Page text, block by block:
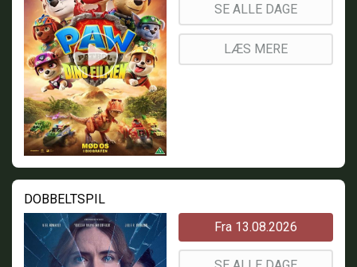
SE ALLE DAGE
LÆS MERE
DOBBELTSPIL
Fra 13.08.2026